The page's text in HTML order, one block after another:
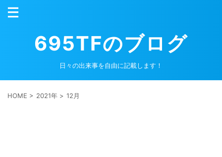
695TFのブログ
日々の出来事を自由に記載します！
HOME > 2021年 > 12月